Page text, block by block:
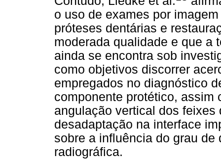
o uso de exames por
próteses dentárias e
moderada qualidade e que a
ainda se encontra sob
como objetivos discorrer
empregados no diagnóstico
componente protético, assim
angulação vertical dos
desadaptação na interface
sobre a influência do grau
radiográfica.